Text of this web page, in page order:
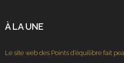
À LA UNE
Le site web des Points d’équilibre fait